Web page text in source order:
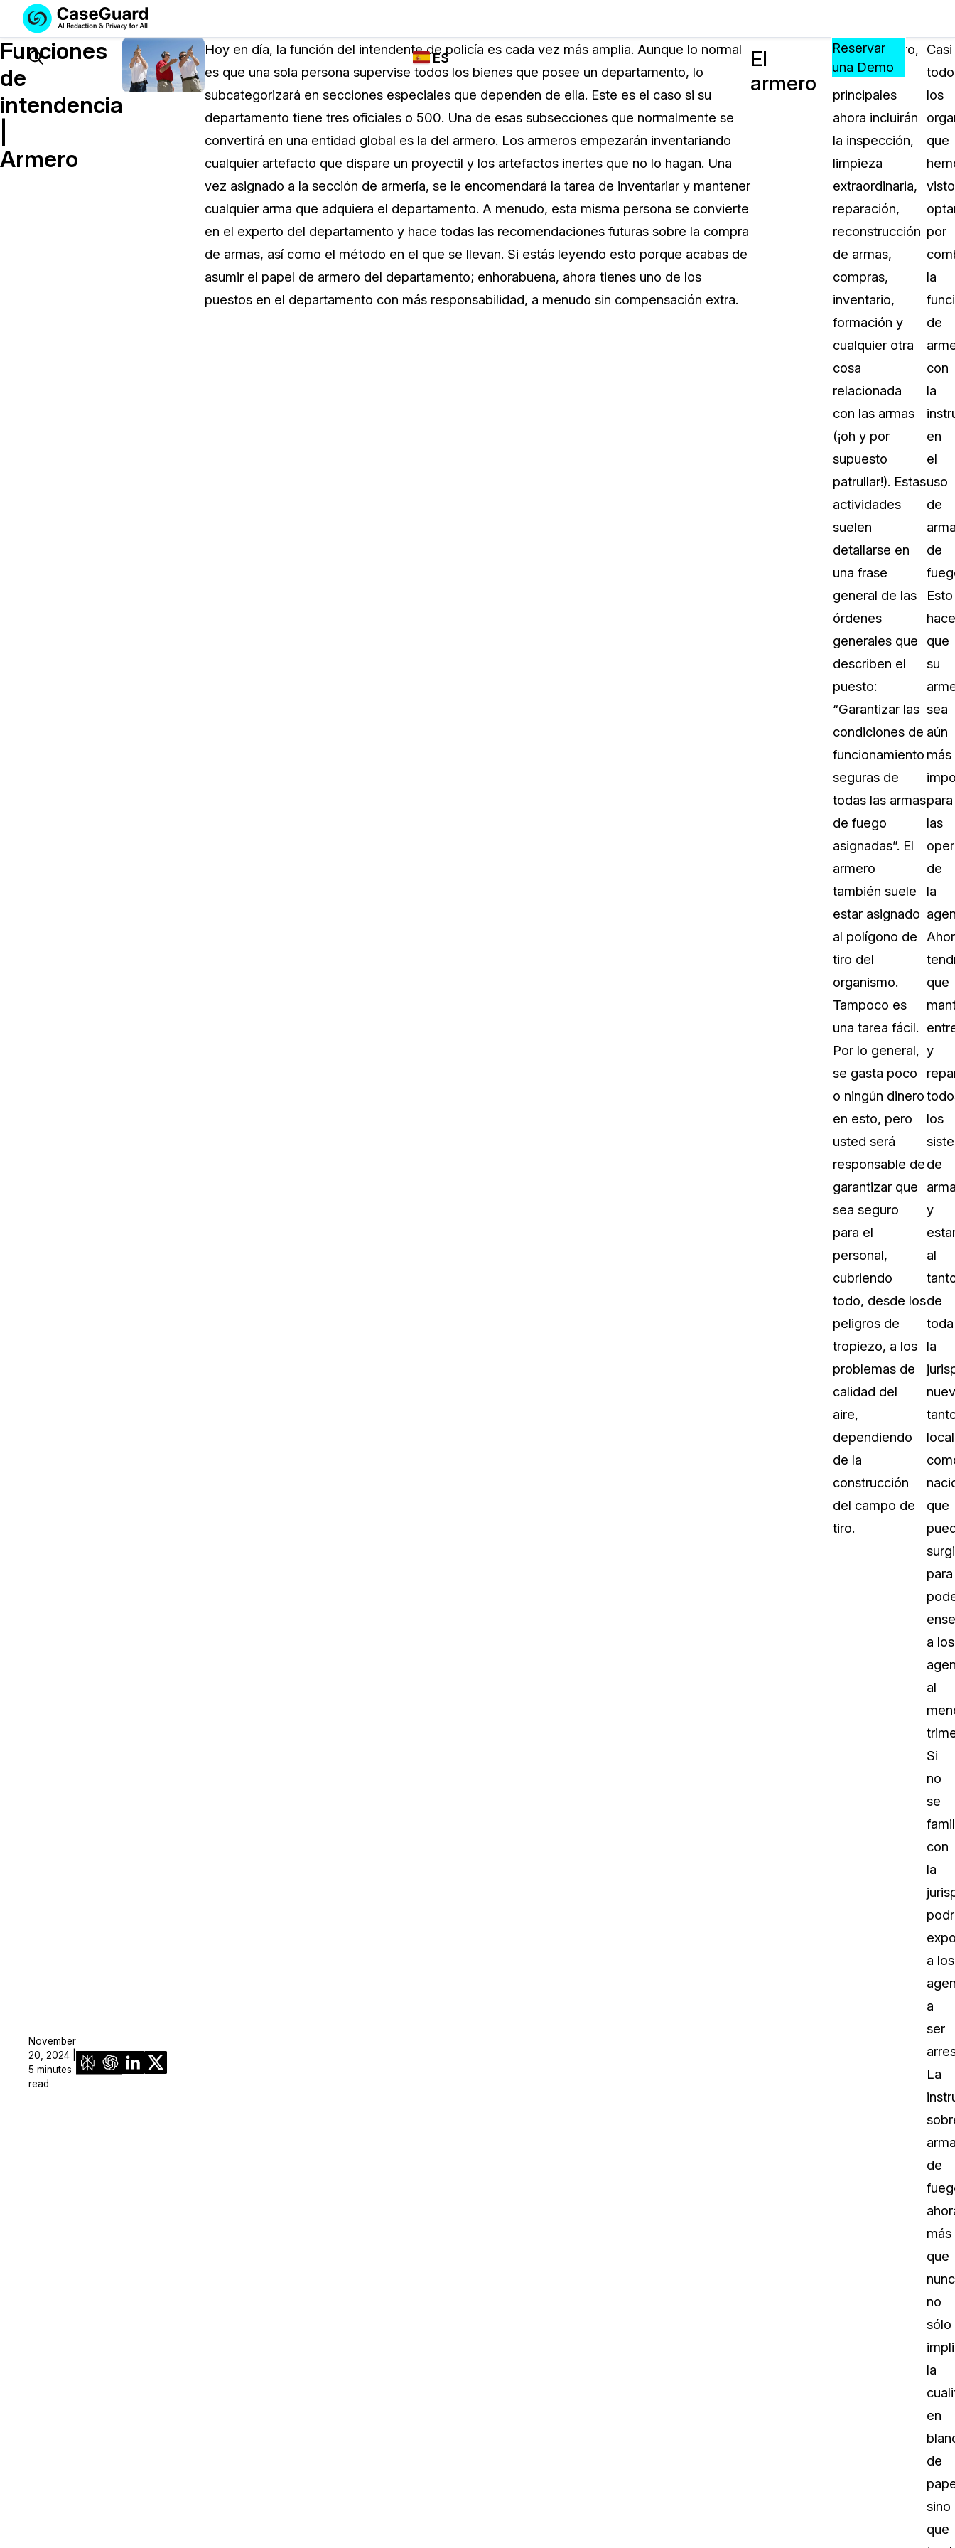
Servicios
SUSCRÍBASE
A
CASEGUARD
STUDIO
Licencia de CaseGuard Studio
Precios de Redacción a Pedido
Soluciones
FUNCIONES DE
TRANSCRIPCIÓN
Y TRADUCCIÓN
DE CASEGUARD
Redacción de vídeos
de notas y más con un solo clic desde una
cantidad ilimitada de videos
Redacción de documentos
Redacte información de identificación
personal (PII) de miles de archivos PDF,
Excel, Doc, correo electrónico y PST con un
Industrias
¿QUIÉN
CASEGUARD?
Transportación
La Atención Médica
Educación
El Gobierno
PreciosRecursos
APRENDA,
CONECTE
Y
CREZCA
Preguntas Frecuentes
CaseGuard
Artículos
Redacte archivos de video con
Casos Practicos
sus necesidades de redacción
Centro de Ayuda
Obtenga respuestas a sus
CaseGuard
Videoteca
CaseGuard. Práctica nuevas
aprender
Recomendaciones
Historias sobre cómo nuestros
utilizan CaseGuard studio a diario
Sobre nosotros
Más información sobre
Trabaja con nosotros
Únase a nuestro equipo y
construir el futuro de la redacción
Póngase en contacto con
Eventos
Search
ES
Español
Reservar
una Demo
Funciones
de
intendencia
Armero
November
20, 2024 |
5 minutes
read
Hoy en día, la función del intendente de policía es cada vez más amplia. Aunque lo normal
es que una sola persona supervise todos los bienes que posee un departamento, lo
subcategorizará en secciones especiales que dependen de ella. Este es el caso si su
departamento tiene tres oficiales o 500. Una de esas subsecciones que normalmente se
convertirá en una entidad global es la del armero. Los armeros empezarán inventariando
cualquier artefacto que dispare un proyectil y los artefactos inertes que no lo hagan. Una
vez asignado a la sección de armería, se le encomendará la tarea de inventariar y mantener
cualquier arma que adquiera el departamento. A menudo, esta misma persona se convierte
en el experto del departamento y hace todas las recomendaciones futuras sobre la compra
de armas, así como el método en el que se llevan. Si estás leyendo esto porque acabas de
asumir el papel de armero del departamento; enhorabuena, ahora tienes uno de los
puestos en el departamento con más responsabilidad, a menudo sin compensación extra.
El
armero
Como armero,
tus tareas
principales
ahora incluirán
la inspección,
limpieza
extraordinaria,
reparación,
reconstrucción
de armas,
compras,
inventario,
formación y
cualquier otra
cosa
relacionada
con las armas
(¡oh y por
supuesto
patrullar!). Estas
actividades
suelen
detallarse en
una frase
general de las
órdenes
generales que
describen el
puesto:
“Garantizar las
condiciones de
funcionamiento
seguras de
todas las armas
de fuego
asignadas”. El
armero
también suele
estar asignado
al polígono de
tiro del
organismo.
Tampoco es
una tarea fácil.
Por lo general,
se gasta poco
o ningún dinero
en esto, pero
usted será
responsable de
garantizar que
sea seguro
para el
personal,
cubriendo
todo, desde los
peligros de
tropiezo, a los
problemas de
calidad del
aire,
dependiendo
de la
construcción
del campo de
tiro.
Casi
los
que
visto
por
la
de
con
la
en
el
uso
de
de
Esto
hace
que
su
sea
aún
más
para
las
de
la
que
y
los
de
y
al
de
toda
la
local
que
para
a los
al
Si
no
se
con
la
a los
a
ser
La
de
más
que
no
sólo
la
en
de
sino
que